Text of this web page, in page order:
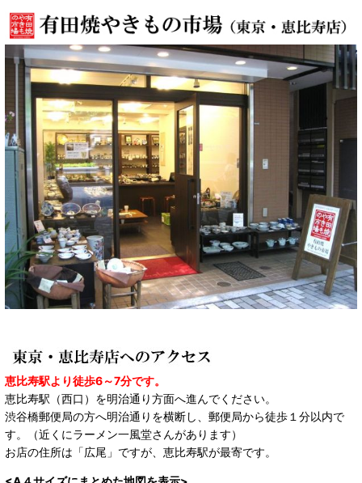
恵比寿駅より徒歩6～7分です。
恵比寿駅（西口）を明治通り方面へ進んでください。
渋谷橋郵便局の方へ明治通りを横断し、郵便局から徒歩１分以内で
す。（近くにラーメン一風堂さんがあります）
お店の住所は「広尾」ですが、恵比寿駅が最寄です。